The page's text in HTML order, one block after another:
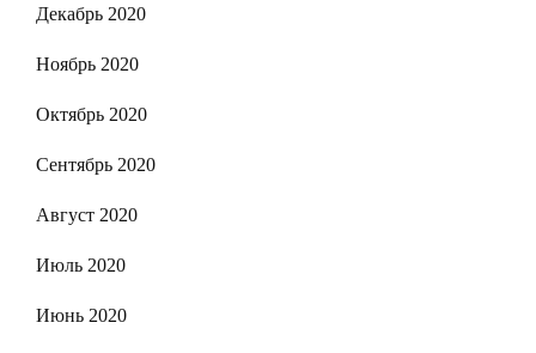
Декабрь 2020
Ноябрь 2020
Октябрь 2020
Сентябрь 2020
Август 2020
Июль 2020
Июнь 2020